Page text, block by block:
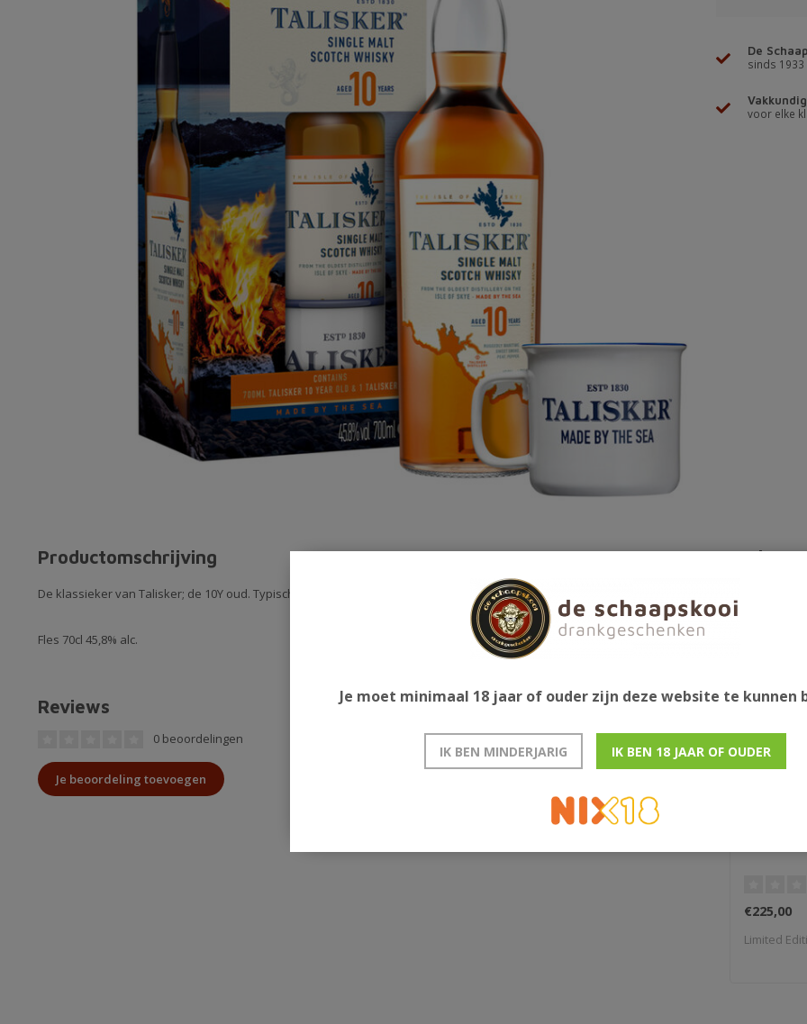
De
sinds 1933
voor elke
Productomschrijving
De klassieker van Talisker; de 10Y oud. Typische Islay, ziltig en rokerig met kruidige afdronk.
Fles 70cl 45,8% alc.
Reviews
0 beoordelingen
Je beoordeling toevoegen
€225,00
Limited
Je moet minimaal 18 jaar of ouder zijn deze website te kunnen
IK BEN MINDERJARIG IK BEN 18 JAAR OF OUDER